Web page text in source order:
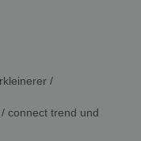
/
connect trend und